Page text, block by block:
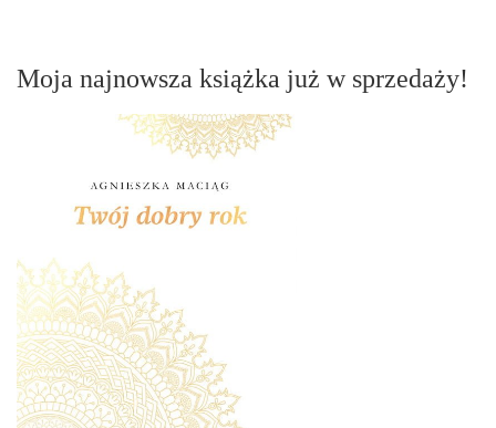
Moja najnowsza książka już w sprzedaży!